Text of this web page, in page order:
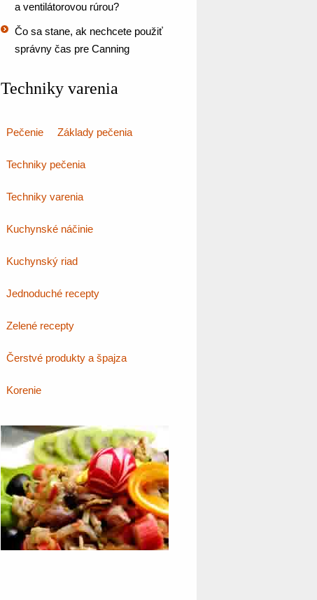
a ventilátorovou rúrou?
Čo sa stane, ak nechcete použiť
správny čas pre Canning
Techniky varenia
Pečenie Základy pečenia
Techniky pečenia
Techniky varenia
Kuchynské náčinie
Kuchynský riad
Jednoduché recepty
Zelené recepty
Čerstvé produkty a špajza
Korenie